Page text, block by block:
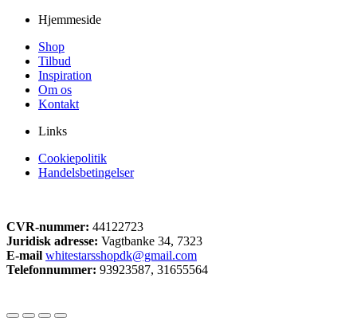
Hjemmeside
Shop
Tilbud
Inspiration
Om os
Kontakt
Links
Cookiepolitik
Handelsbetingelser
CVR-nummer: 44122723
Juridisk adresse: Vagtbanke 34, 7323
E-mail whitestarsshopdk@gmail.com
Telefonnummer: 93923587, 31655564